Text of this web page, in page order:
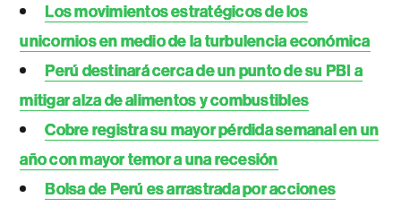
Los movimientos estratégicos de los
unicornios en medio de la turbulencia económica
Perú destinará cerca de un punto de su PBI a
mitigar alza de alimentos y combustibles
Cobre registra su mayor pérdida semanal en un
año con mayor temor a una recesión
Bolsa de Perú es arrastrada por acciones